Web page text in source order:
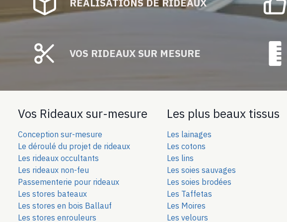
RÉALISATIONS DE RIDEAUX
VOS RIDEAUX SUR MESURE
Vos Rideaux sur-mesure
Conception sur-mesure
Le déroulé du projet de rideaux
Les rideaux occultants
Les rideaux non-feu
Passementerie pour rideaux
Les stores bateaux
Les stores en bois Ballauf
Les stores enrouleurs
Les plus beaux tissus
Les lainages
Les cotons
Les lins
Les soies sauvages
Les soies brodées
Les Taffetas
Les Moires
Les velours